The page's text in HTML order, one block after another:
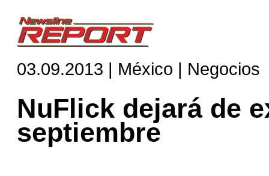
03.09.2013 | México | Negocios
NuFlick dejará de
septiembre